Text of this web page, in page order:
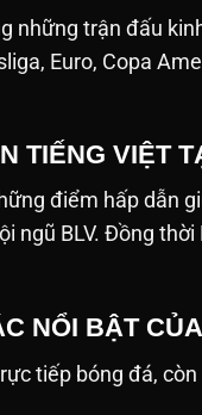
những trận đấu
Euro, Copa
TIẾNG VIỆT
điểm hấp dẫn
ngũ BLV. Đồng
NỔI BẬT
tiếp bóng đá,